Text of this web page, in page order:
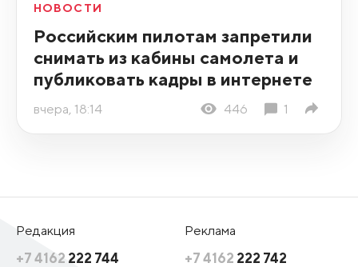
НОВОСТИ
Российским пилотам запретили
снимать из кабины самолета и
публиковать кадры в интернете
вчера, 18:14 446 1
Редакция
+7 4162 222 744
Реклама
+7 4162 222 742